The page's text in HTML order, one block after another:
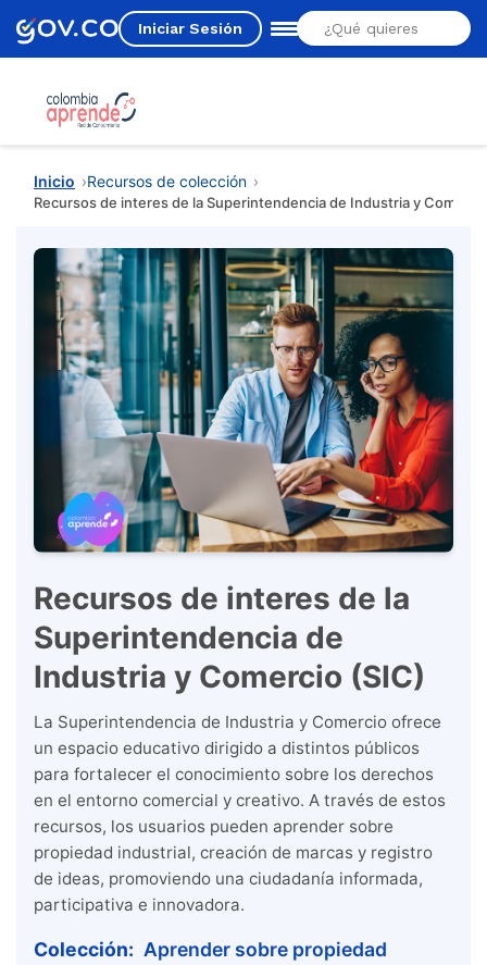
Iniciar Sesión
Estás aquí
Inicio Recursos de colección
Recursos de interes de la Superintendencia de Industria y
Recursos de interes de la
Superintendencia de
Industria y Comercio (SIC)
La Superintendencia de Industria y Comercio ofrece
un espacio educativo dirigido a distintos públicos
para fortalecer el conocimiento sobre los derechos
en el entorno comercial y creativo. A través de estos
recursos, los usuarios pueden aprender sobre
propiedad industrial, creación de marcas y registro
de ideas, promoviendo una ciudadanía informada,
participativa e innovadora.
Colección: Aprender sobre propiedad